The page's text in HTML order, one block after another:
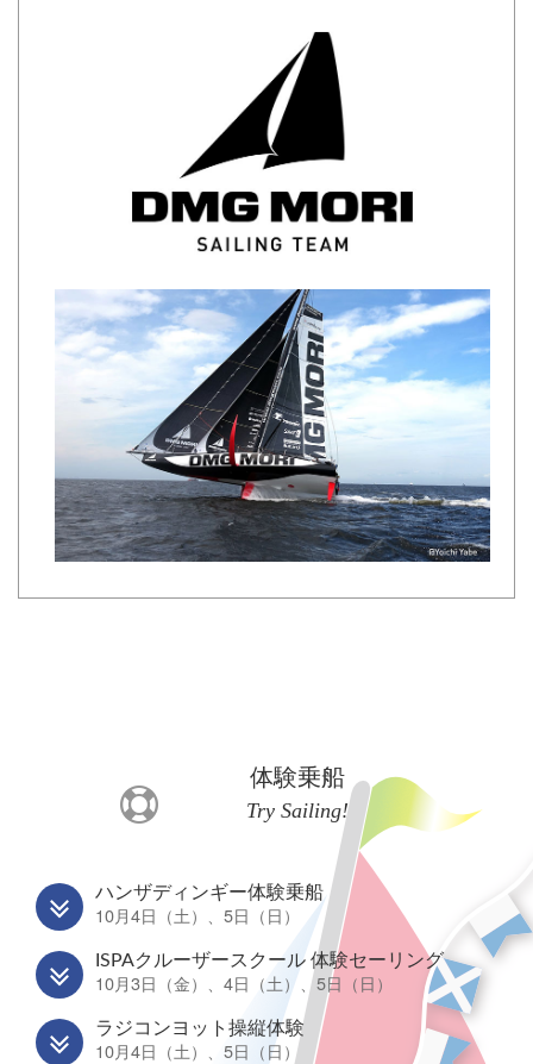
体験乗船
Try Sailing!
ハンザディンギー体験乗船
10月4日（土）、5日（日）
ISPAクルーザースクール 体験セーリング
10月3日（金）、4日（土）、5日（日）
ラジコンヨット操縦体験
10月4日（土）、5日（日）